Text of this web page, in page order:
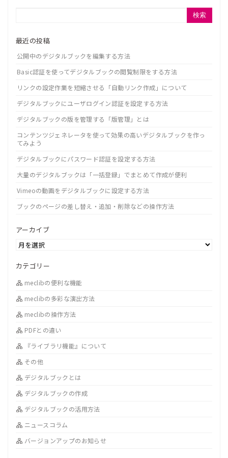
検索
最近の投稿
公開中のデジタルブックを編集する方法
Basic認証を使ってデジタルブックの閲覧制限をする方法
リンクの設定作業を短縮させる「自動リンク作成」について
デジタルブックにユーザログイン認証を設定する方法
デジタルブックの版を管理する「版管理」とは
コンテンツジェネレータを使って効果の高いデジタルブックを作っ
てみよう
デジタルブックにパスワード認証を設定する方法
大量のデジタルブックは「一括登録」でまとめて作成が便利
Vimeoの動画をデジタルブックに設定する方法
ブックのページの差し替え・追加・削除などの操作方法
アーカイブ
カテゴリー
meclibの便利な機能
meclibの多彩な演出方法
meclibの操作方法
PDFとの違い
『ライブラリ機能』について
その他
デジタルブックとは
デジタルブックの作成
デジタルブックの活用方法
ニュースコラム
バージョンアップのお知らせ